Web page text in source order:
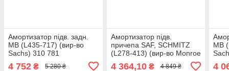
Амортизатор підв. задн.
MB (L435-717) (вир-во
Sachs) 310 781
4 752 ₴ 5 280 ₴
Амортизатор підв.
причепа SAF, SCHMITZ
(L278-413) (вир-во Monroe
4 364,10₴ 4 849 ₴
MB
4